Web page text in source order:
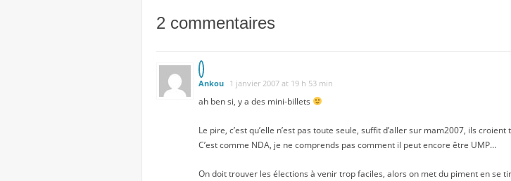
2 commentaires
Ankou 1 janvier 2007 at 19 h 53 min
ah ben si, y a des mini-billets
Le pire, c’est qu’elle n’est pas toute seule, suffit d’aller sur mam2007, ils croient
C’est comme NDA, je ne comprends pas comment il peut encore être UMP…
On doit trouver les élections à venir trop faciles, alors on met du piment en se